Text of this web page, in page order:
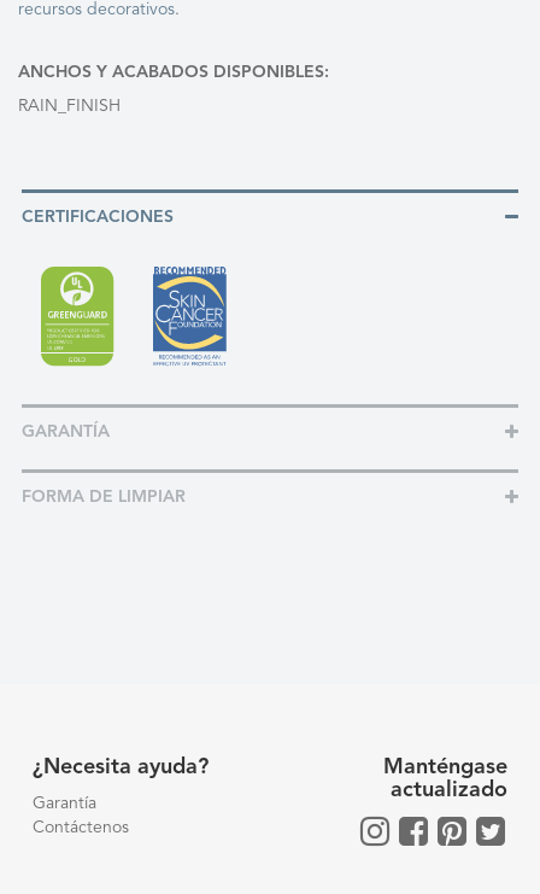
recursos decorativos.
ANCHOS Y ACABADOS DISPONIBLES:
RAIN_FINISH
CERTIFICACIONES
GARANTÍA
FORMA DE LIMPIAR
¿Necesita ayuda?
Garantía
Contáctenos
Manténgase
actualizado